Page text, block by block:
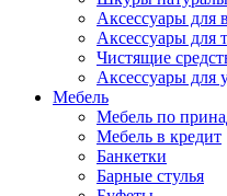
Аксессуары для
Аксессуары для
Чистящие
Аксессуары для
Мебель
Мебель по
Мебель в кредит
Банкетки
Барные стулья